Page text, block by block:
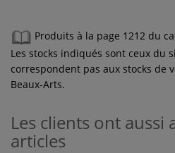
Produits à la page 1212 du
Les stocks indiqués sont ceux du
correspondent pas aux stocks de
Beaux-Arts.
Les clients ont aussi
articles